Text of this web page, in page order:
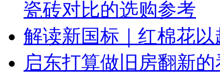
瓷砖对比的选购参考
解读新国标｜红棉花
启东打算做旧房翻新